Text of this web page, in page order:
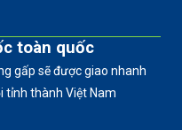
toàn quốc
gấp sẽ được giao nhanh
tỉnh thành Việt Nam